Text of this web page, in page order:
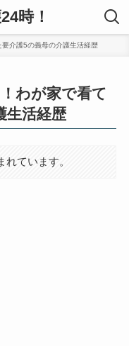
時！
介護5の義母の介護生活経歴
わが家で看て
生活経歴
ています。